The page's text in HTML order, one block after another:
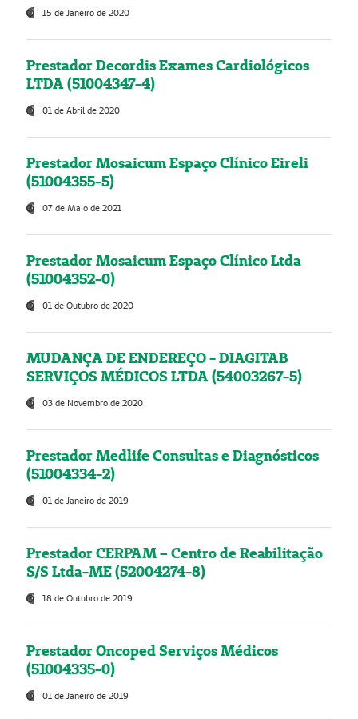
15 de Janeiro de 2020
Prestador Decordis Exames Cardiológicos
LTDA (51004347-4)
01 de Abril de 2020
Prestador Mosaicum Espaço Clínico Eireli
(51004355-5)
07 de Maio de 2021
Prestador Mosaicum Espaço Clínico Ltda
(51004352-0)
01 de Outubro de 2020
MUDANÇA DE ENDEREÇO - DIAGITAB
SERVIÇOS MÉDICOS LTDA (54003267-5)
03 de Novembro de 2020
Prestador Medlife Consultas e Diagnósticos
(51004334-2)
01 de Janeiro de 2019
Prestador CERPAM – Centro de Reabilitação
S/S Ltda-ME (52004274-8)
18 de Outubro de 2019
Prestador Oncoped Serviços Médicos
(51004335-0)
01 de Janeiro de 2019